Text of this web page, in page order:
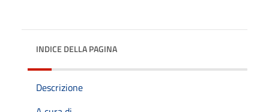
INDICE DELLA PAGINA
Descrizione